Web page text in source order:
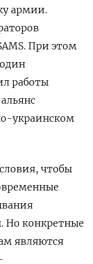
армии.
При этом
работы
украинском
чтобы
Но конкретные
являются